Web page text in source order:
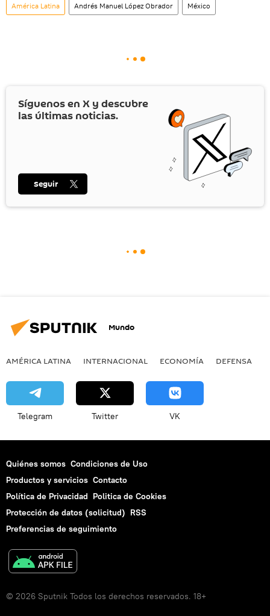
América Latina Andrés Manuel López Obrador México
Síguenos en X y descubre
las últimas noticias.
Seguir
Mundo
AMÉRICA LATINA INTERNACIONAL ECONOMÍA DEFENSA
Telegram Twitter VK
Quiénes somos Condiciones de Uso
Productos y servicios Contacto
Política de Privacidad Politica de Cookies
Protección de datos (solicitud) RSS
Preferencias de seguimiento
© 2026 Sputnik Todos los derechos reservados. 18+